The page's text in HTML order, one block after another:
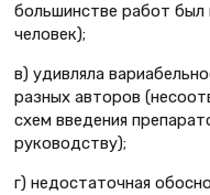
большинстве работ
человек);
в) удивляла
разных авторов
схем введения
руководству);
г) недостаточная